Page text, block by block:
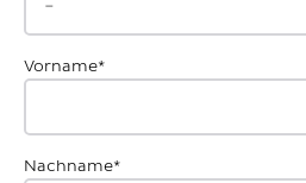
Vorname*
Nachname*